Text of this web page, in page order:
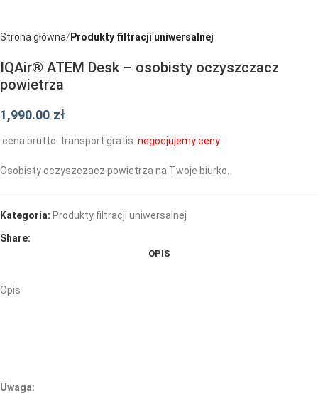
Strona główna Produkty filtracji uniwersalnej
IQAir® ATEM Desk – osobisty oczyszczacz
powietrza
1,990.00 zł
cena brutto transport gratis negocjujemy ceny
Osobisty oczyszczacz powietrza na Twoje biurko.
Kategoria: Produkty filtracji uniwersalnej
Share:
OPIS
Opis
Uwaga: